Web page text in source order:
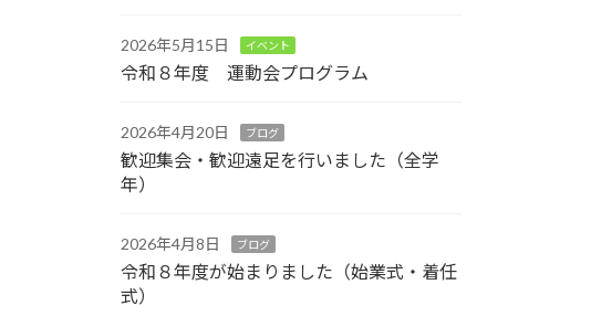
2026年5月15日 イベント
令和８年度 運動会プログラム
2026年4月20日 ブログ
歓迎集会・歓迎遠足を行いました（全学
年）
2026年4月8日 ブログ
令和８年度が始まりました（始業式・着任
式）